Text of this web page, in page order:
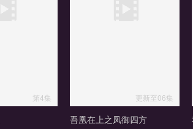
第4集 更新至06集
吾凰在上之凤御四方